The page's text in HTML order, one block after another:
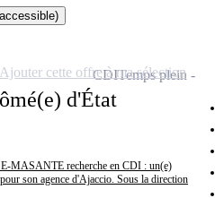
d'État
E-MASANTE recherche en CDI : un(e)
son agence d'Ajaccio. Sous la direction
CDITemps plein
Ajouter cette offre à ma sélection